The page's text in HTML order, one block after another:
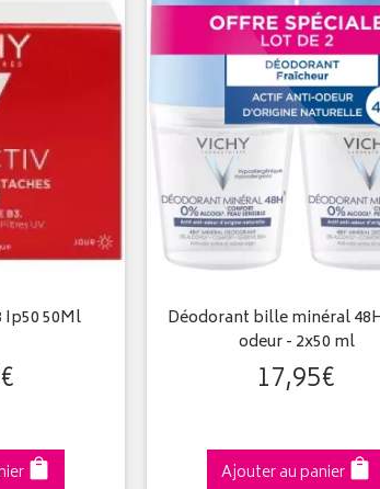
Ip50 50Ml
€
Déodorant bille minéral
odeur - 2x50 ml
17,95€
Ajouter au panier